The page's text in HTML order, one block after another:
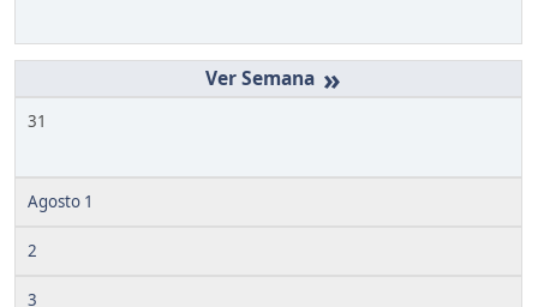
»
31
Agosto 1
2
3